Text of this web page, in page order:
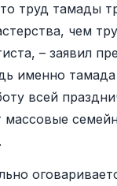
труд тамады
чем
– заявил
именно тамада
всей
массовые